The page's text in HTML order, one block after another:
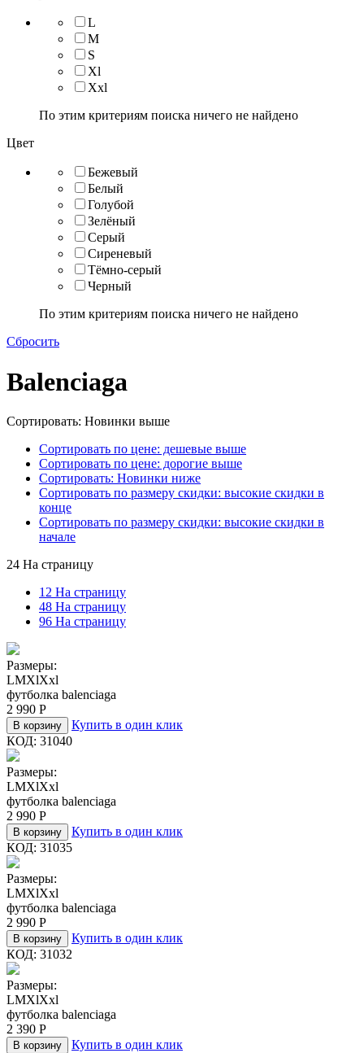
L
M
S
Xl
Xxl
По этим критериям поиска ничего не найдено
Цвет
Бежевый
Белый
Голубой
Зелёный
Серый
Сиреневый
Тёмно-серый
Черный
По этим критериям поиска ничего не найдено
Сбросить
Balenciaga
Сортировать: Новинки выше
Сортировать по цене: дешевые выше
Сортировать по цене: дорогие выше
Сортировать: Новинки ниже
Сортировать по размеру скидки: высокие скидки в
конце
Сортировать по размеру скидки: высокие скидки в
начале
24 На страницу
12 На страницу
48 На страницу
96 На страницу
Размеры:
LMXlXxl
футболка balenciaga
2 990 Р
В корзину
Купить в один клик
КОД: 31040
Размеры:
LMXlXxl
футболка balenciaga
2 990 Р
В корзину
Купить в один клик
КОД: 31035
Размеры:
LMXlXxl
футболка balenciaga
2 990 Р
В корзину
Купить в один клик
КОД: 31032
Размеры:
LMXlXxl
футболка balenciaga
2 390 Р
В корзину
Купить в один клик